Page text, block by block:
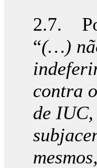
2.7.
“(…)
contra
de IUC,